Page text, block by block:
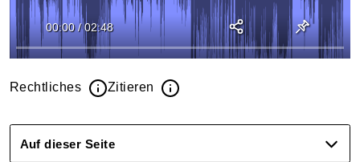
00:00 / 02:48
Rechtliches Zitieren
Auf dieser Seite